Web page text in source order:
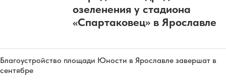
озеленения у стадиона
«Спартаковец» в Ярославле
Благоустройство площади Юности в Ярославле завершат в
сентябре